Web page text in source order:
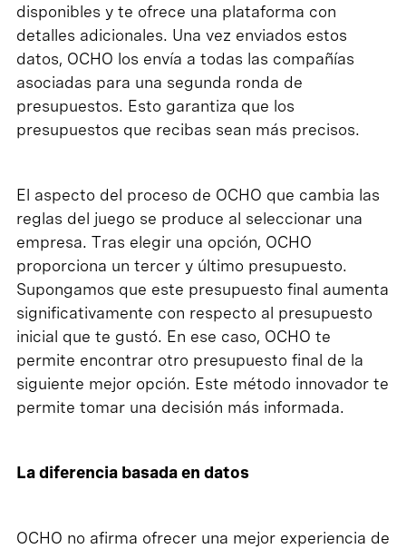
disponibles y te ofrece una plataforma con
detalles adicionales. Una vez enviados estos
datos, OCHO los envía a todas las compañías
asociadas para una segunda ronda de
presupuestos. Esto garantiza que los
presupuestos que recibas sean más precisos.
El aspecto del proceso de OCHO que cambia las
reglas del juego se produce al seleccionar una
empresa. Tras elegir una opción, OCHO
proporciona un tercer y último presupuesto.
Supongamos que este presupuesto final aumenta
significativamente con respecto al presupuesto
inicial que te gustó. En ese caso, OCHO te
permite encontrar otro presupuesto final de la
siguiente mejor opción. Este método innovador te
permite tomar una decisión más informada.
La diferencia basada en datos
OCHO no afirma ofrecer una mejor experiencia de